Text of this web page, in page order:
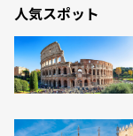
人気スポット